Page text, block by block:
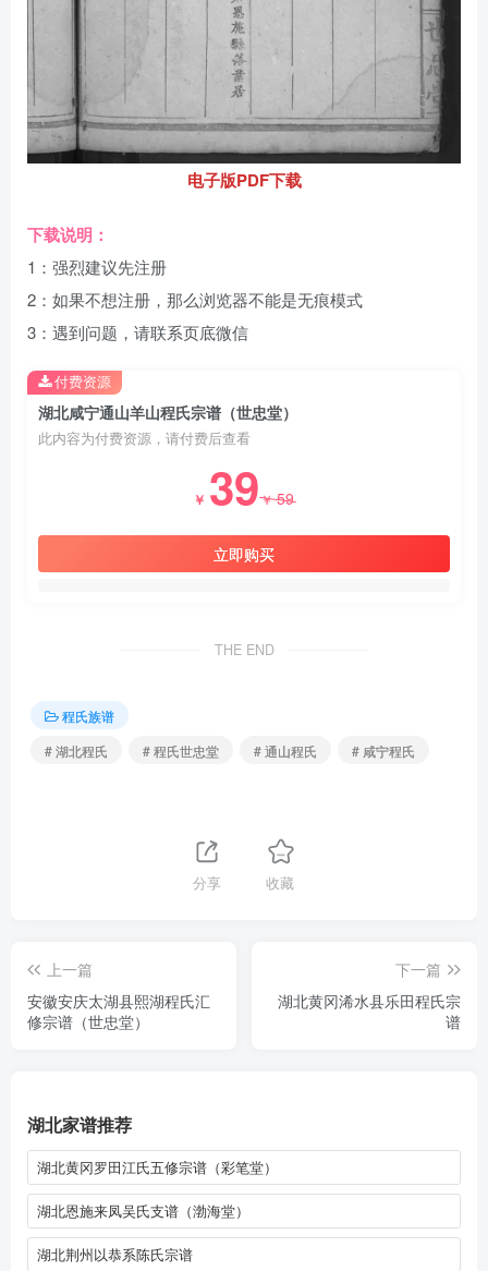
电子版PDF下载
下载说明：
1：强烈建议先注册
2：如果不想注册，那么浏览器不能是无痕模式
3：遇到问题，请联系页底微信
湖北咸宁通山羊山程氏宗谱（世忠堂）
此内容为付费资源，请付费后查看
￥ 39￥59
立即购买
付费资源
THE END
程氏族谱
# 湖北程氏
# 程氏世忠堂 # 通山程氏 # 咸宁程氏
分享 收藏
上一篇
安徽安庆太湖县熙湖程氏汇
修宗谱（世忠堂）
下一篇
湖北黄冈浠水县乐田程氏宗
谱
湖北家谱推荐
湖北黄冈罗田江氏五修宗谱（彩笔堂）
湖北恩施来凤吴氏支谱（渤海堂）
湖北荆州以恭系陈氏宗谱